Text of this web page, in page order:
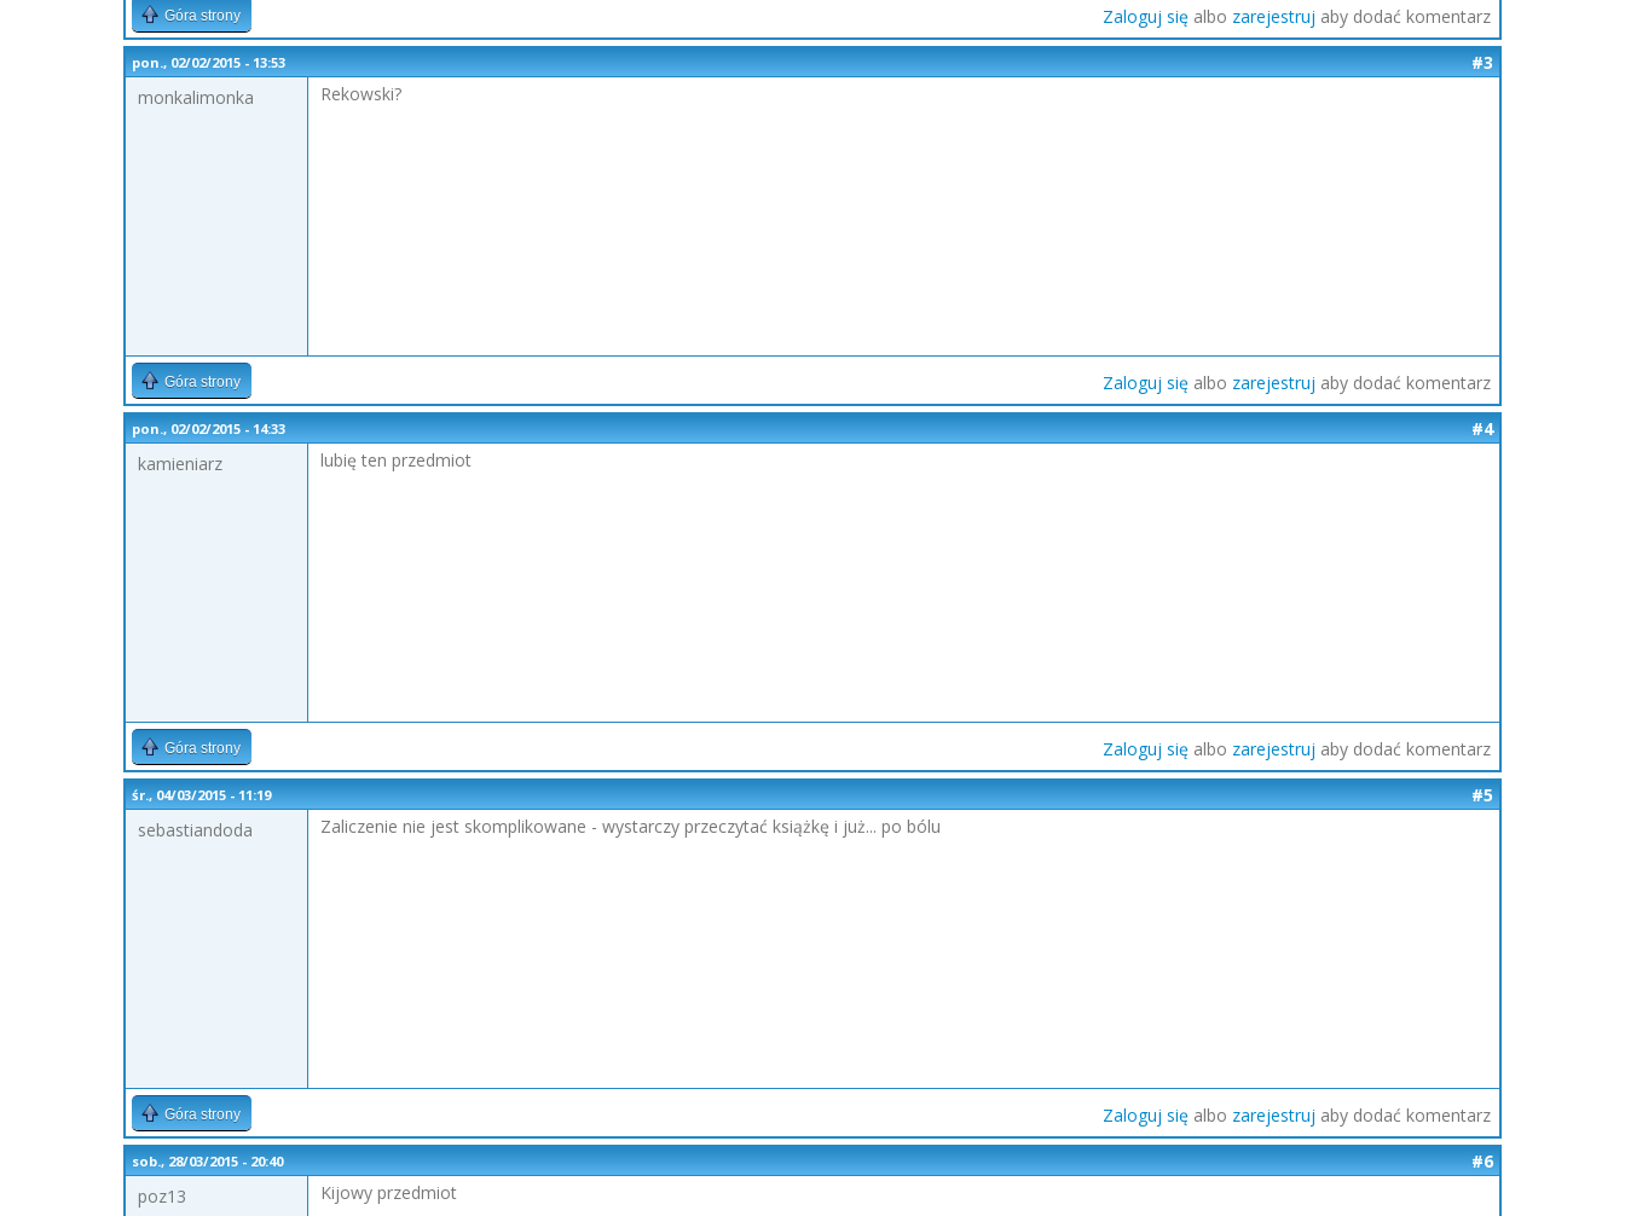
Góra strony Zaloguj się albo zarejestruj aby dodać komentarz
pon., 02/02/2015 - 13:53
#3
monkalimonka
Rekowski?
Góra strony Zaloguj się albo zarejestruj aby dodać komentarz
pon., 02/02/2015 - 14:33
#4
kamieniarz
lubię ten przedmiot
Góra strony Zaloguj się albo zarejestruj aby dodać komentarz
śr., 04/03/2015 - 11:19
#5
sebastiandoda
Zaliczenie nie jest skomplikowane - wystarczy przeczytać książkę i już... po bólu
Góra strony Zaloguj się albo zarejestruj aby dodać komentarz
sob., 28/03/2015 - 20:40
#6
poz13
Kijowy przedmiot